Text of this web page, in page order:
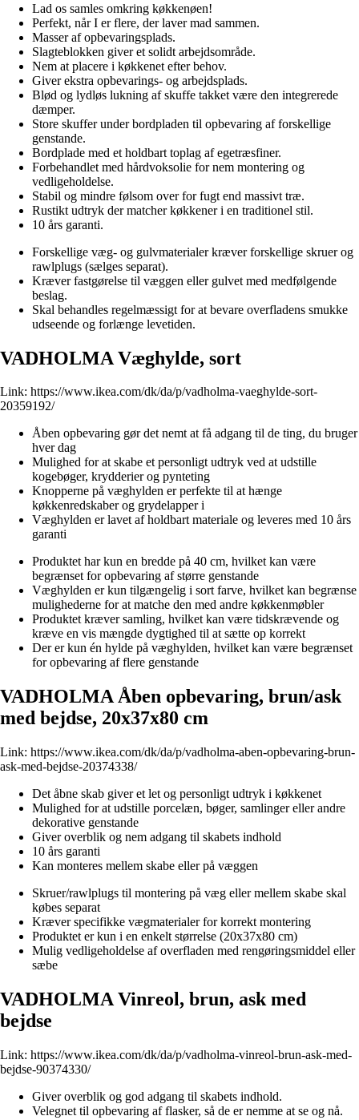
Lad os samles omkring køkkenøen!
Perfekt, når I er flere, der laver mad sammen.
Masser af opbevaringsplads.
Slagteblokken giver et solidt arbejdsområde.
Nem at placere i køkkenet efter behov.
Giver ekstra opbevarings- og arbejdsplads.
Blød og lydløs lukning af skuffe takket være den integrerede
dæmper.
Store skuffer under bordpladen til opbevaring af forskellige
genstande.
Bordplade med et holdbart toplag af egetræsfiner.
Forbehandlet med hårdvoksolie for nem montering og
vedligeholdelse.
Stabil og mindre følsom over for fugt end massivt træ.
Rustikt udtryk der matcher køkkener i en traditionel stil.
10 års garanti.
Forskellige væg- og gulvmaterialer kræver forskellige skruer og
rawlplugs (sælges separat).
Kræver fastgørelse til væggen eller gulvet med medfølgende
beslag.
Skal behandles regelmæssigt for at bevare overfladens smukke
udseende og forlænge levetiden.
VADHOLMA Væghylde, sort
Link: https://www.ikea.com/dk/da/p/vadholma-vaeghylde-sort-
20359192/
Åben opbevaring gør det nemt at få adgang til de ting, du bruger
hver dag
Mulighed for at skabe et personligt udtryk ved at udstille
kogebøger, krydderier og pynteting
Knopperne på væghylden er perfekte til at hænge
køkkenredskaber og grydelapper i
Væghylden er lavet af holdbart materiale og leveres med 10 års
garanti
Produktet har kun en bredde på 40 cm, hvilket kan være
begrænset for opbevaring af større genstande
Væghylden er kun tilgængelig i sort farve, hvilket kan begrænse
mulighederne for at matche den med andre køkkenmøbler
Produktet kræver samling, hvilket kan være tidskrævende og
kræve en vis mængde dygtighed til at sætte op korrekt
Der er kun én hylde på væghylden, hvilket kan være begrænset
for opbevaring af flere genstande
VADHOLMA Åben opbevaring, brun/ask
med bejdse, 20x37x80 cm
Link: https://www.ikea.com/dk/da/p/vadholma-aben-opbevaring-brun-
ask-med-bejdse-20374338/
Det åbne skab giver et let og personligt udtryk i køkkenet
Mulighed for at udstille porcelæn, bøger, samlinger eller andre
dekorative genstande
Giver overblik og nem adgang til skabets indhold
10 års garanti
Kan monteres mellem skabe eller på væggen
Skruer/rawlplugs til montering på væg eller mellem skabe skal
købes separat
Kræver specifikke vægmaterialer for korrekt montering
Produktet er kun i en enkelt størrelse (20x37x80 cm)
Mulig vedligeholdelse af overfladen med rengøringsmiddel eller
sæbe
VADHOLMA Vinreol, brun, ask med
bejdse
Link: https://www.ikea.com/dk/da/p/vadholma-vinreol-brun-ask-med-
bejdse-90374330/
Giver overblik og god adgang til skabets indhold.
Velegnet til opbevaring af flasker, så de er nemme at se og nå.